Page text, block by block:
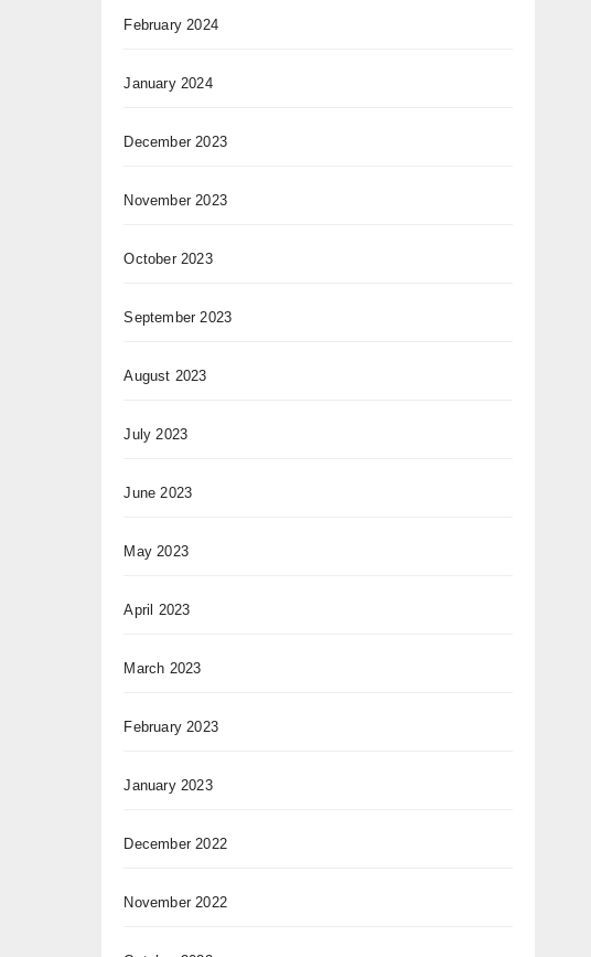
February 2024
January 2024
December 2023
November 2023
October 2023
September 2023
August 2023
July 2023
June 2023
May 2023
April 2023
March 2023
February 2023
January 2023
December 2022
November 2022